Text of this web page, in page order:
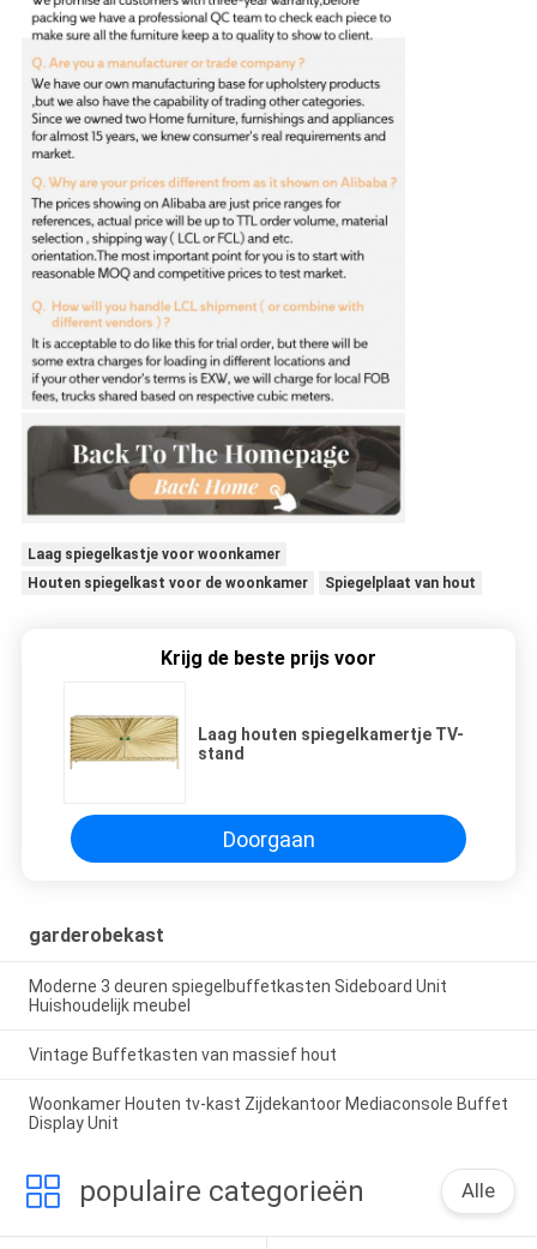
Laag spiegelkastje voor woonkamer
Houten spiegelkast voor de woonkamer
Spiegelplaat van hout
Krijg de beste prijs voor
Laag houten spiegelkamertje TV-
stand
Doorgaan
garderobekast
Moderne 3 deuren spiegelbuffetkasten Sideboard Unit
Huishoudelijk meubel
Vintage Buffetkasten van massief hout
Woonkamer Houten tv-kast Zijdekantoor Mediaconsole Buffet
Display Unit
populaire categorieën Alle